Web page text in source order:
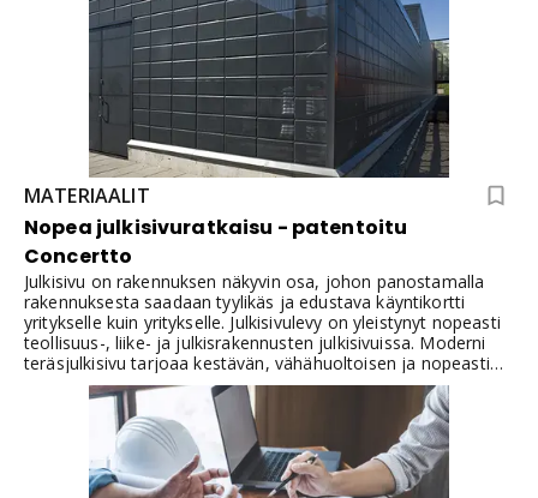
MATERIAALIT
Nopea julkisivuratkaisu - patentoitu
Concertto
Julkisivu on rakennuksen näkyvin osa, johon panostamalla
rakennuksesta saadaan tyylikäs ja edustava käyntikortti
yritykselle kuin yritykselle. Julkisivulevy on yleistynyt nopeasti
teollisuus-, liike- ja julkisrakennusten julkisivuissa. Moderni
teräsjulkisivu tarjoaa kestävän, vähähuoltoisen ja nopeasti
asennettavan ratkaisun niin uudisrakentamiseen kuin
julkisivusaneeraukseen.Oikein valittu julkisivulevy parantaa
rakennuksen ilmettä, suojaa rakenteita ja voi nopeuttaa
työmaan valmistumista merkittävästi. Oli kyseessä uudis- tai
saneerauskohde, patentoidulla Metehe Concertolla uudistat
julkisivun nopeasti, tyylikkäästi ja kustannustehokkaasti.